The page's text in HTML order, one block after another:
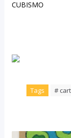
CUBISMO
Tags #